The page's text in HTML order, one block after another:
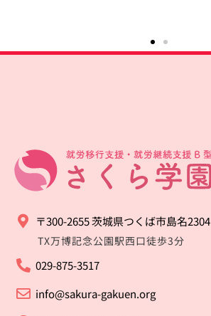
〒300-2655 茨城県つくば市島名2304
TX万博記念公園駅西口徒歩3分
029-875-3517
info@sakura-gakuen.org